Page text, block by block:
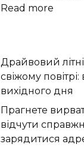
“Є”
Read more
як
вода
в
Землі
Драйвовий
свіжому
вихідного дня
Прагнете
відчути
зарядитися